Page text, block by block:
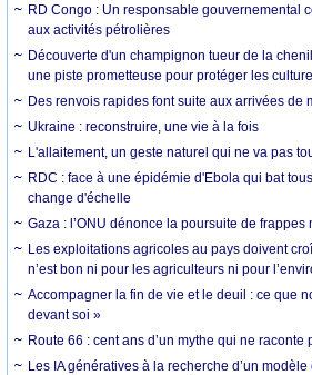
RD Congo : Un responsable gouvernemental
aux activités pétrolières
Découverte d'un champignon tueur de la
une piste prometteuse pour protéger les
Des renvois rapides font suite aux arrivées de
Ukraine : reconstruire, une vie à la fois
L'allaitement, un geste naturel qui ne va pas
RDC : face à une épidémie d'Ebola qui bat
change d'échelle
Gaza : l’ONU dénonce la poursuite de frappes
Les exploitations agricoles au pays doivent
n’est bon ni pour les agriculteurs ni pour
Accompagner la fin de vie et le deuil : ce que
devant soi »
Route 66 : cent ans d’un mythe qui ne raconte
Les IA génératives à la recherche d’un